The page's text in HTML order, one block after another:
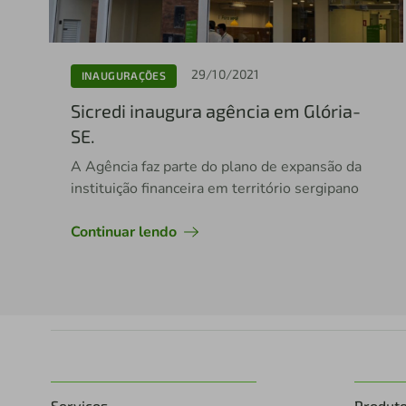
INAUGURAÇÕES 29/10/2021
Sicredi inaugura agência em Glória-
SE.
A Agência faz parte do plano de expansão da
instituição financeira em território sergipano
Continuar lendo